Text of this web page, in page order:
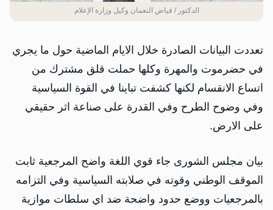
الدكتور / فياض النعمان وكيل وزارة الإعلام
تعددت البيانات الصادرة خلال الايام الماضية حول ما يجري
في حضرموت والمهرة وكلها حملت قلق مشترك من
اتساع الانقسام لكنها كشفت تباينا في القوة السياسية
وفي وضوح الطرح وفي القدرة على صناعة اثر حقيقي
على الارض.
بيان مجلس الشورى جاء قوي اللغة واضح المرجعية ثابت
الموقف الوطني وقوته في صلابته السياسية وفي التزامه
بالمرجعيات ووضع حدود واضحة ضد اي سلطات موازية